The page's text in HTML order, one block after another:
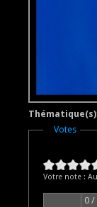
Masquer
Votes
Votre note :
0 /